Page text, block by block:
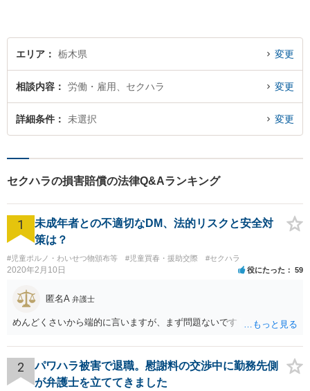
エリア 栃木県 変更
相談内容 労働・雇用、セクハラ 変更
詳細条件 未選択 変更
セクハラの損害賠償の法律Q&Aランキング
1
未成年者との不適切なDM、法的リスクと安全対
策は？
#児童ポルノ・わいせつ物頒布等 #児童買春・援助交際 #セクハラ
2020年2月10日 役にたった 59
匿名A 弁護士
めんどくさいから端的に言いますが、まず問題ないです
2
パワハラ被害で退職。慰謝料の交渉中に勤務先側
が弁護士を立ててきました